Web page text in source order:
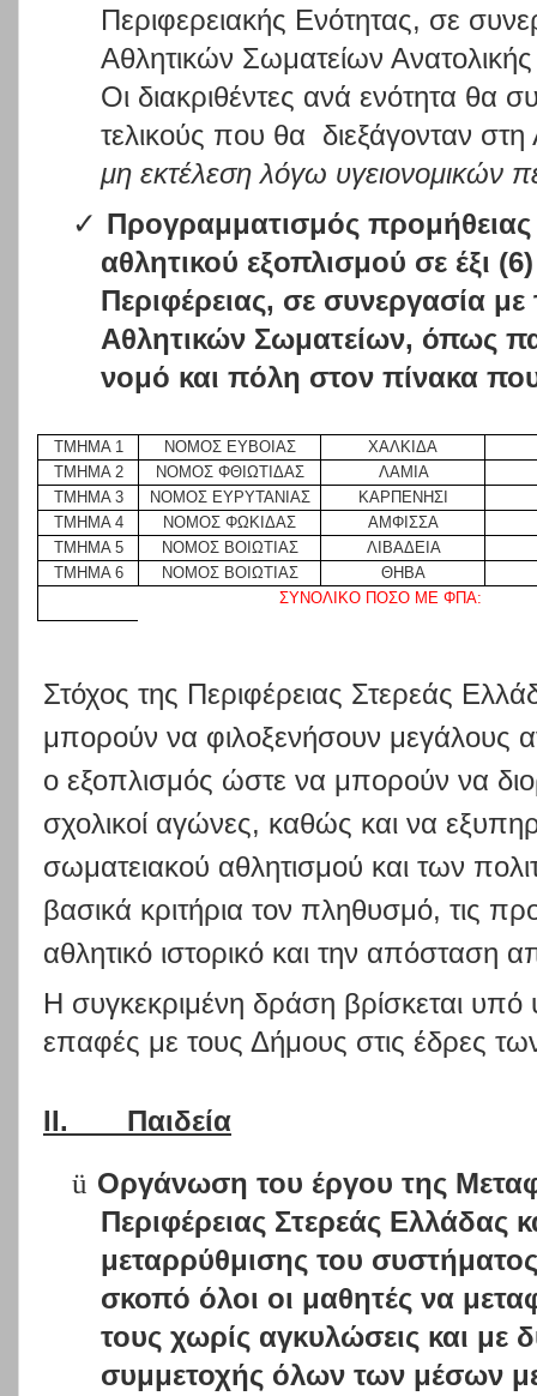
Περιφερειακής Ενότητας, σε
Αθλητικών Σωματείων
Οι διακριθέντες ανά ενότητα θα
τελικούς που θα διεξάγονταν
μη εκτέλεση λόγω υγειονομικών
✓ Προγραμματισμός προμήθειας
αθλητικού εξοπλισμού σε έξι
Περιφέρειας, σε συνεργασία
Αθλητικών Σωματείων, όπως
νομό και πόλη στον πίνακα
ΤΜΗΜΑ 1 ΝΟΜΟΣ ΕΥΒΟΙΑΣ
ΧΑΛΚΙΔΑ
ΤΜΗΜΑ 2
ΝΟΜΟΣ ΦΘΙΩΤΙΔΑΣ
ΛΑΜΙΑ
ΤΜΗΜΑ 3
ΝΟΜΟΣ ΕΥΡΥΤΑΝΙΑΣ
ΚΑΡΠΕΝΗΣΙ
ΤΜΗΜΑ 4
ΝΟΜΟΣ ΦΩΚΙΔΑΣ
ΑΜΦΙΣΣΑ
ΤΜΗΜΑ 5
ΝΟΜΟΣ ΒΟΙΩΤΙΑΣ
ΛΙΒΑΔΕΙΑ
ΤΜΗΜΑ 6
ΝΟΜΟΣ ΒΟΙΩΤΙΑΣ
ΘΗΒΑ
ΣΥΝΟΛΙΚΟ ΠΟΣΟ ΜΕ ΦΠΑ:
Στόχος της Περιφέρειας Στερεάς
μπορούν να φιλοξενήσουν μεγάλους
ο εξοπλισμός ώστε να μπορούν να
σχολικοί αγώνες, καθώς και να
σωματειακού αθλητισμού και των
βασικά κριτήρια τον πληθυσμό, τις
αθλητικό ιστορικό και την απόσταση
Η συγκεκριμένη δράση βρίσκεται
επαφές με τους Δήμους στις έδρες
II.
Παιδεία
ü Οργάνωση του έργου της
Περιφέρειας Στερεάς Ελλάδας
μεταρρύθμισης του
σκοπό όλοι οι μαθητές να
τους χωρίς αγκυλώσεις και με
συμμετοχής όλων των μέσων